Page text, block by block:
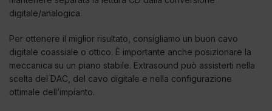
digitale/analogica.
Per ottenere il miglior risultato, consigliamo un buon cavo
digitale coassiale o ottico. È importante anche posizionare la
meccanica su un piano stabile. Extrasound può assisterti nella
scelta del DAC, del cavo digitale e nella configurazione
ottimale dell’impianto.